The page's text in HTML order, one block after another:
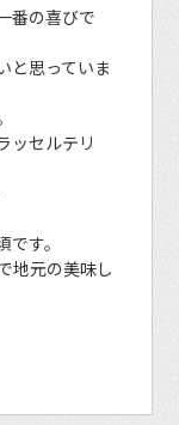
番の喜びで
と思っていま
ッセルテリ
す。
地元の美味し